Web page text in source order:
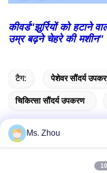
कीवर्ड"झुर्रियों को हटाने
उम्र बढ़ने चेहरे की मशीन"
टैग: पेशेवर सौंदर्य
चिकित्सा सौंदर्य उपकरण
Ms. Zhou